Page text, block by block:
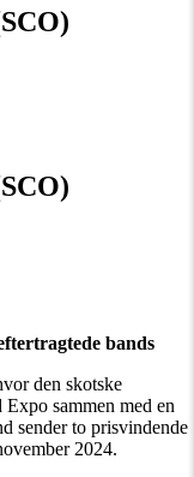
bands
den skotske
sammen med en
sender to prisvindende
2024.